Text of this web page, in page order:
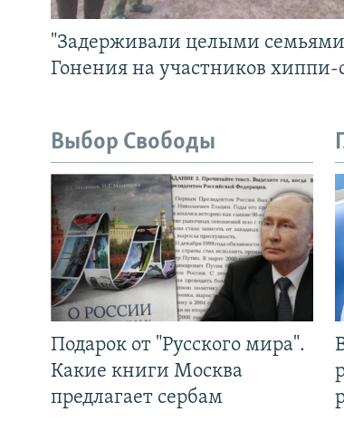
"Задерживали целыми
Гонения на участников хиппи-
Выбор Свободы
Подарок от "Русского мира".
Какие книги Москва
предлагает сербам